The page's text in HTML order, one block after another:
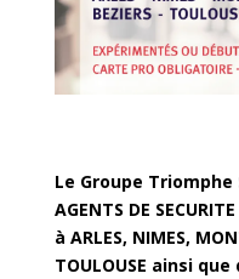
Le Groupe
AGENTS DE
à ARLES, NIMES,
TOULOUSE ainsi